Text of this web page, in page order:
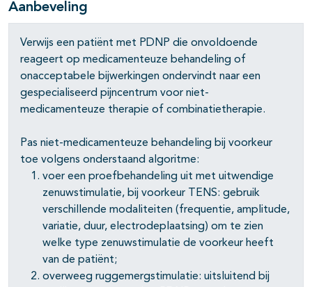
Aanbeveling
Verwijs een patiënt met PDNP die onvoldoende
reageert op medicamenteuze behandeling of
onacceptabele bijwerkingen ondervindt naar een
gespecialiseerd pijncentrum voor niet-
medicamenteuze therapie of combinatietherapie.
Pas niet-medicamenteuze behandeling bij voorkeur
toe volgens onderstaand algoritme:
voer een proefbehandeling uit met uitwendige
zenuwstimulatie, bij voorkeur TENS: gebruik
verschillende modaliteiten (frequentie, amplitude,
variatie, duur, electrodeplaatsing) om te zien
welke type zenuwstimulatie de voorkeur heeft
van de patiënt;
overweeg ruggemergstimulatie: uitsluitend bij